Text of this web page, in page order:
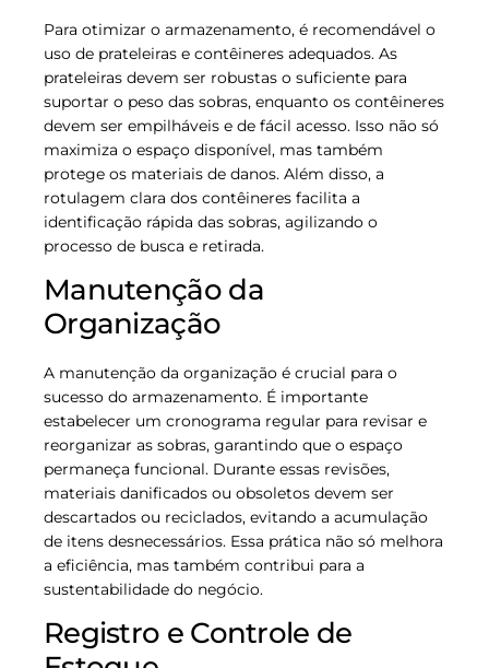
Para otimizar o armazenamento, é recomendável o
uso de prateleiras e contêineres adequados. As
prateleiras devem ser robustas o suficiente para
suportar o peso das sobras, enquanto os contêineres
devem ser empilháveis e de fácil acesso. Isso não só
maximiza o espaço disponível, mas também
protege os materiais de danos. Além disso, a
rotulagem clara dos contêineres facilita a
identificação rápida das sobras, agilizando o
processo de busca e retirada.
Manutenção da
Organização
A manutenção da organização é crucial para o
sucesso do armazenamento. É importante
estabelecer um cronograma regular para revisar e
reorganizar as sobras, garantindo que o espaço
permaneça funcional. Durante essas revisões,
materiais danificados ou obsoletos devem ser
descartados ou reciclados, evitando a acumulação
de itens desnecessários. Essa prática não só melhora
a eficiência, mas também contribui para a
sustentabilidade do negócio.
Registro e Controle de